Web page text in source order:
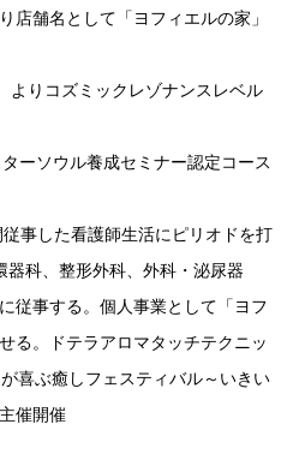
店舗名として「ヨフィエルの家」
りコズミックレゾナンスレベル
ソウル養成セミナー認定コース
事した看護師生活にピリオドを打
科、整形外科、外科・泌尿器
従事する。個人事業として「ヨフ
る。ドテラアロマタッチテクニッ
喜ぶ癒しフェスティバル～いきい
催開催